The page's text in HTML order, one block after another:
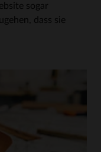
sogar
dass sie